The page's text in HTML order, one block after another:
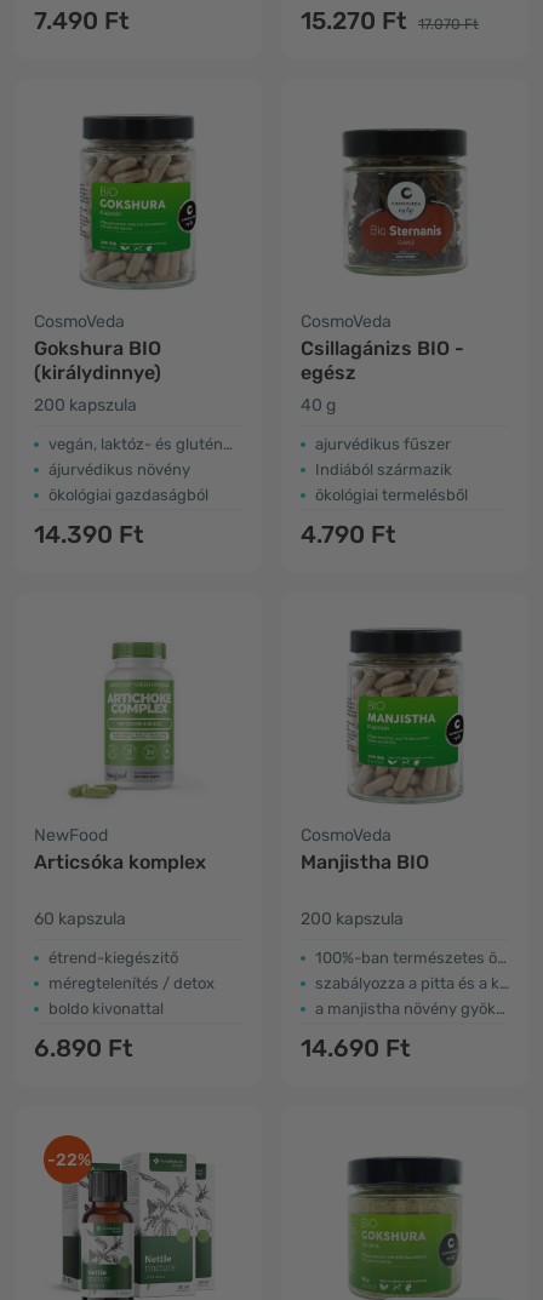
7.490 Ft 15.270 Ft 17.070 Ft
CosmoVeda
Gokshura BIO
(királydinnye)
200 kapszula
vegán, laktóz- és gluténmentes
ájurvédikus növény
ökológiai gazdaságból
14.390 Ft
CosmoVeda
Csillagánizs BIO -
egész
40 g
ajurvédikus fűszer
Indiából származik
ökológiai termelésből
4.790 Ft
NewFood
Articsóka komplex
60 kapszula
étrend-kiegészitő
méregtelenítés / detox
boldo kivonattal
6.890 Ft
CosmoVeda
Manjistha BIO
200 kapszula
100%-ban természetes összetevők
szabályozza a pitta és a kapha dósát
a manjistha növény gyökeréből
14.690 Ft
-22%